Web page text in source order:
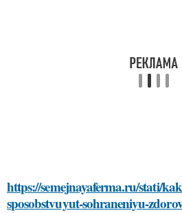
https://semejnayaferma.ru/stati/
sposobstvuyut-sohraneniyu-